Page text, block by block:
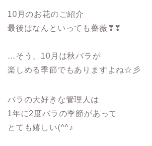
10月のお花のご紹介
最後はなんといっても薔薇❣❣
…そう、10月は秋バラが
楽しめる季節でもありますよね☆彡
バラの大好きな管理人は
1年に2度バラの季節があって
とても嬉しい(^^♪